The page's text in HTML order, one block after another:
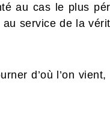
au cas le plus
service de la
d’où l’on vient,